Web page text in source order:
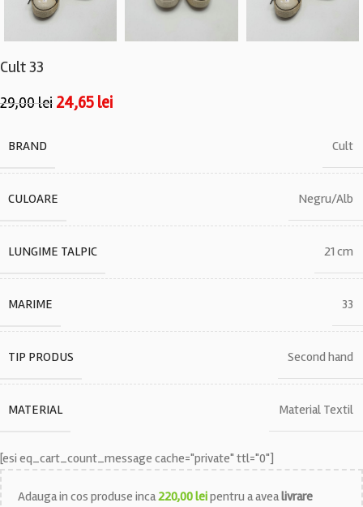
Cult 33
29,00lei 24,65 lei
BRAND Cult
CULOARE Negru/Alb
LUNGIME TALPIC 21 cm
MARIME 33
TIP PRODUS Second hand
MATERIAL Material Textil
[esi eq_cart_count_message cache="private" ttl="0"]
Adauga in cos produse inca220,00leipentru a avealivrare